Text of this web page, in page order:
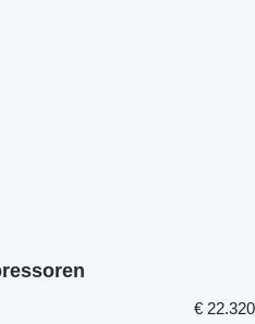
€ 22.320